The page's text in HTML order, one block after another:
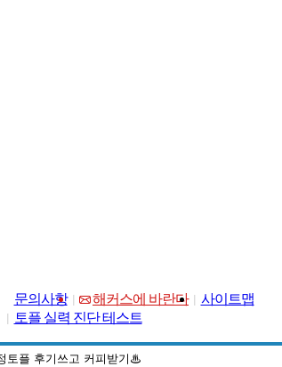
문의사항 해커스에 바란다
사이트맵
토플 실력 진단 테스트